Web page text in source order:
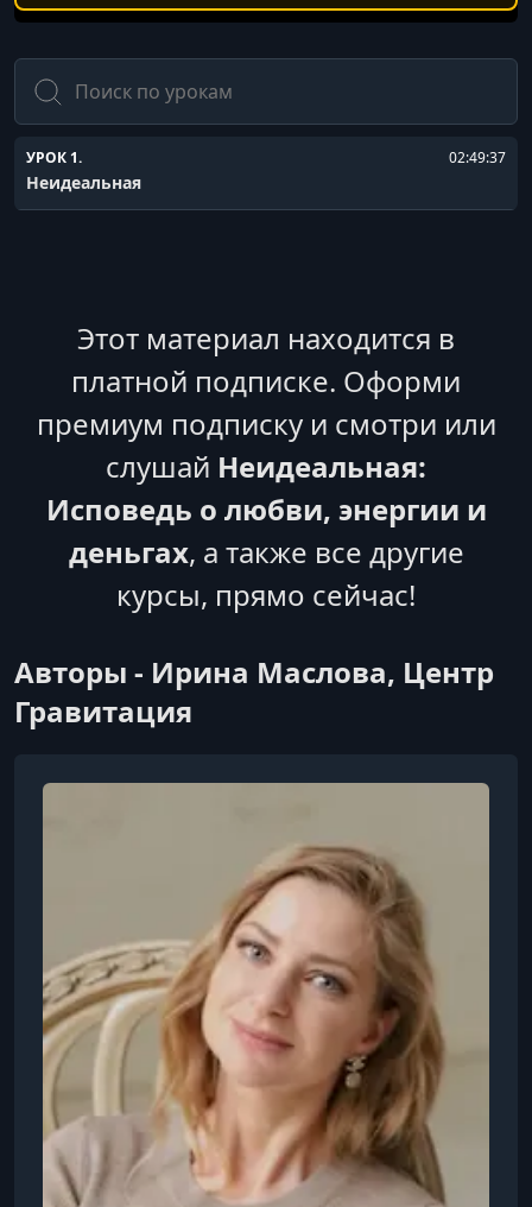
Поиск
УРОК 1. 02:49:37
Неидеальная
Этот материал находится в
платной подписке. Оформи
премиум подписку и смотри или
слушай Неидеальная:
Исповедь о любви, энергии и
деньгах, а также все другие
курсы, прямо сейчас!
Авторы - Ирина Маслова, Центр
Гравитация